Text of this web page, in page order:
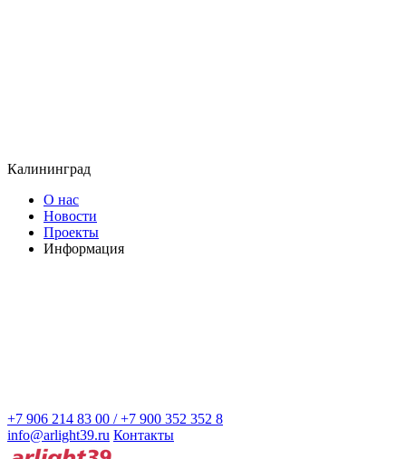
Калининград
О нас
Новости
Проекты
Информация
+7 906 214 83 00 / +7 900 352 352 8
info@arlight39.ru Контакты